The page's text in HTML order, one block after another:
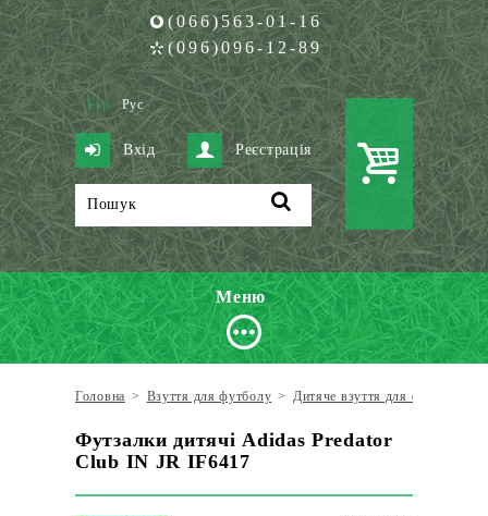
(066)563-01-16
(096)096-12-89
Укр Рус
Вхід Реєстрація
Меню
Головна > Взуття для футболу > Дитяче взуття для футболу
Футзалки дитячі Adidas Predator
Club IN JR IF6417